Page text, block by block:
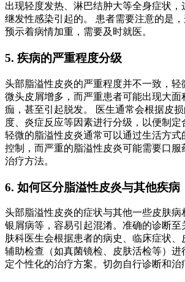
出现轻度发热、淋巴结肿大等全身症状
继发性感染引起的。 患者需要注意的是
预示着病情加重，需要及时就医。
5. 疾病的严重程度分级
头部脂溢性皮炎的严重程度并不一致，轻
微头皮屑增多，而严重患者可能出现大面
痂，甚至引起脱发。 医生通常会根据皮
度、炎症反应等因素进行分级，以便制定
轻微的脂溢性皮炎通常可以通过生活方式
控制，而严重的脂溢性皮炎可能需要口服
治疗方法。
6. 如何区分脂溢性皮炎与其他疾病
头部脂溢性皮炎的症状与其他一些皮肤病
银屑病等，容易引起混淆。准确的诊断至
肤科医生会根据患者的病史、临床症状、
辅助检查（如真菌镜检、皮肤活检等）进
定个性化的治疗方案。切勿自行诊断和治